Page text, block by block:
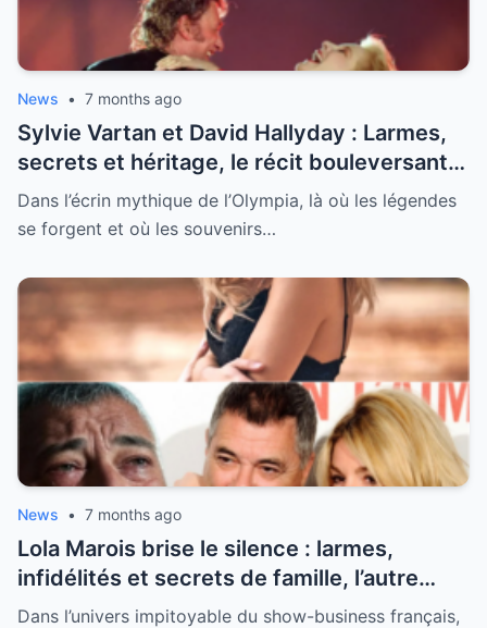
News • 7 months ago
Sylvie Vartan et David Hallyday : Larmes,
secrets et héritage, le récit bouleversant
d’un hommage historique à Johnny à
l’Olympia
Dans l’écrin mythique de l’Olympia, là où les légendes
se forgent et où les souvenirs…
News • 7 months ago
Lola Marois brise le silence : larmes,
infidélités et secrets de famille, l’autre
visage de Jean-Marie Bigard enfin dévoilé
Dans l’univers impitoyable du show-business français,